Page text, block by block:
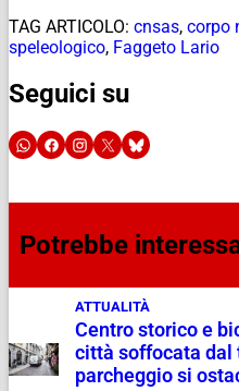
TAG ARTICOLO: cnsas, corpo
speleologico, Faggeto Lario
Seguici su
Potrebbe
ATTUALITÀ
Centro storico e
città soffocata dal
parcheggio si